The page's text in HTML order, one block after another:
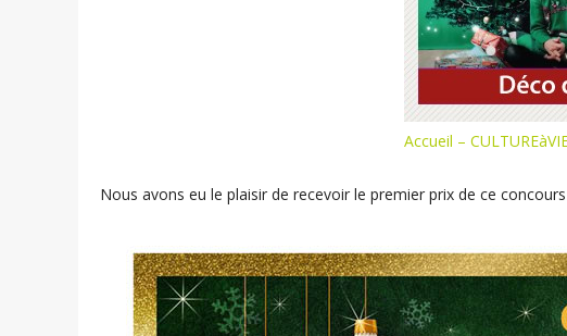
Accueil –
Nous avons eu le plaisir de recevoir le premier prix de ce